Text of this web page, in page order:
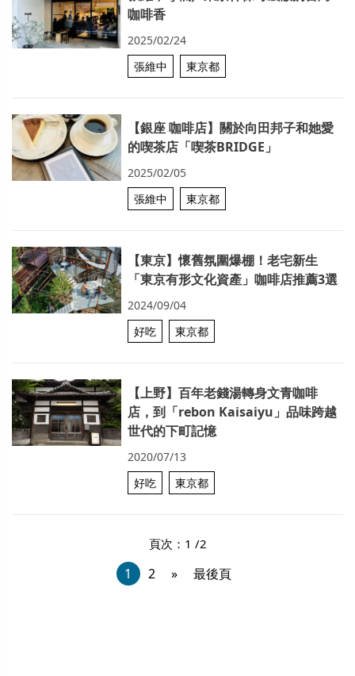
咖啡香
2025/02/24
張維中
東京都
【銀座 咖啡店】關於向田邦子和她愛
的喫茶店「喫茶BRIDGE」
2025/02/05
張維中
東京都
【東京】懷舊氛圍爆棚！老宅新生
「東京有形文化資產」咖啡店推薦3選
2024/09/04
好吃
東京都
【上野】百年老錢湯轉身文青咖啡
店，到「rebon Kaisaiyu」品味跨越
世代的下町記憶
2020/07/13
好吃
東京都
頁次：1 /2
1 2 » 最後頁